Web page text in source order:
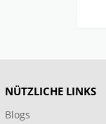
NÜTZLICHE LINKS
Blogs